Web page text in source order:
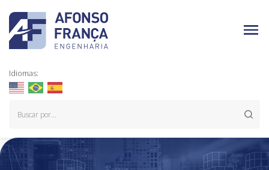
Idiomas: